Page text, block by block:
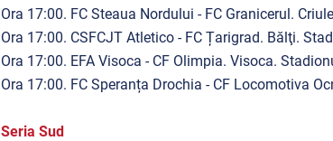
Ora 17:00. FC Steaua Nordului - FC Granicerul.
Ora 17:00. CSFCJT Atletico - FC Țarigrad. Bălţi.
Ora 17:00. EFA Visoca - CF Olimpia. Visoca.
Ora 17:00. FC Speranța Drochia - CF Locomotiva
Seria Sud